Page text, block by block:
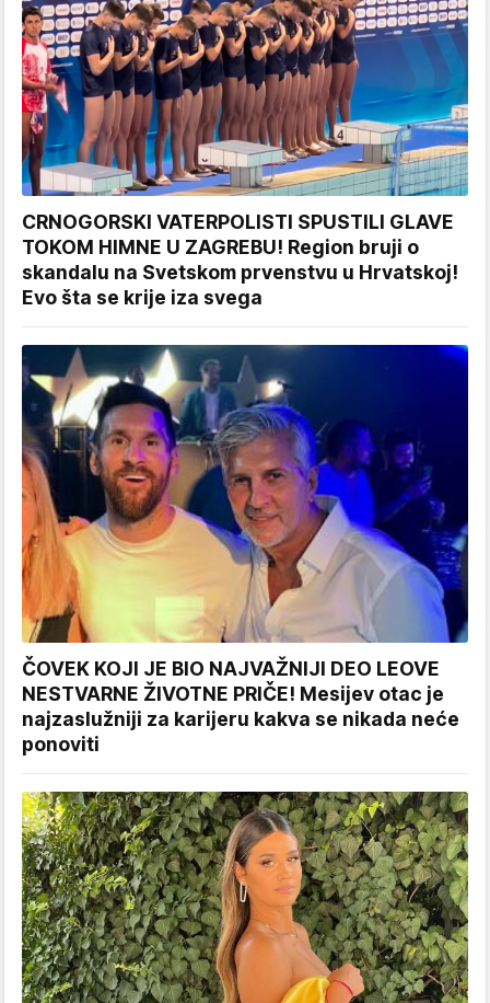
CRNOGORSKI VATERPOLISTI SPUSTILI GLAVE
TOKOM HIMNE U ZAGREBU! Region bruji o
skandalu na Svetskom prvenstvu u Hrvatskoj!
Evo šta se krije iza svega
ČOVEK KOJI JE BIO NAJVAŽNIJI DEO LEOVE
NESTVARNE ŽIVOTNE PRIČE! Mesijev otac je
najzaslužniji za karijeru kakva se nikada neće
ponoviti